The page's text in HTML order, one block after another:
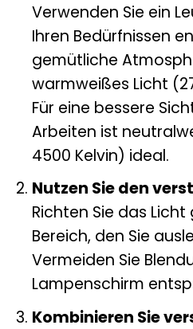
Verwenden Sie ein
Ihren Bedürfnissen
gemütliche
warmweißes Licht
Für eine bessere
Arbeiten ist
4500 Kelvin) ideal.
Nutzen Sie den
Richten Sie das
Bereich, den Sie
Vermeiden Sie
Lampenschirm
Kombinieren Sie